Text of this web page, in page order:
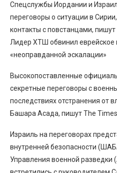
Спецслужбы Иордании и
переговоры о ситуации в
контакты с повстанцами,
Лидер ХТШ обвинил еврейское
«неоправданной эскалации»
Высокопоставленные
секретные переговоры с
последствиях отстранения от
Башара Асада, пишут The
Израиль на переговорах
внутренней безопасности
Управления военной